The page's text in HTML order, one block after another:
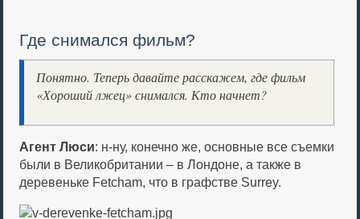
Где снимался фильм?
Понятно. Теперь давайте расскажем, где фильм
«Хороший лжец» снимался. Кто начнет?
Агент Люси: н-ну, конечно же, основные все съемки
были в Великобритании – в Лондоне, а также в
деревеньке Fetcham, что в графстве Surrey.